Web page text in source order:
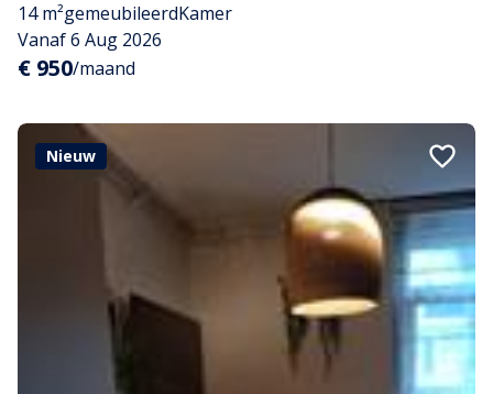
14 m²gemeubileerdKamer
Vanaf 6 Aug 2026
€ 950/maand
Nieuw